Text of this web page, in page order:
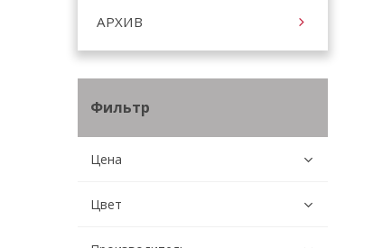
АРХИВ
Фильтр
Цена
Цвет